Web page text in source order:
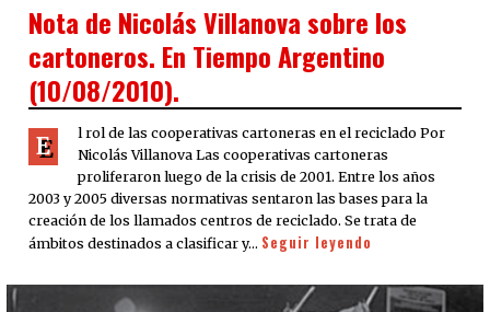
Nota de Nicolás Villanova sobre los
cartoneros. En Tiempo Argentino
(10/08/2010).
E
l rol de las cooperativas cartoneras en el reciclado Por
Nicolás Villanova Las cooperativas cartoneras
proliferaron luego de la crisis de 2001. Entre los años
2003 y 2005 diversas normativas sentaron las bases para la
creación de los llamados centros de reciclado. Se trata de
ámbitos destinados a clasificar y… Seguir leyendo